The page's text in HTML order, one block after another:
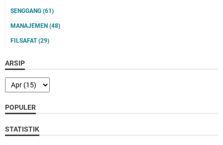
SENGGANG (61)
MANAJEMEN (48)
FILSAFAT(29)
ARSIP
POPULER
STATISTIK